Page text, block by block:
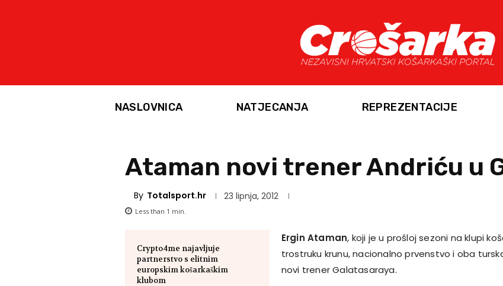
NASLOVNICA NATJECANJA REPREZENTACIJE
Ataman novi trener Andriću u
By Totalsport.hr 23 lipnja, 2012
Less than 1 min.
Crypto4me najavljuje
partnerstvo s elitnim
europskim košarkaškim
klubom
Ergin Ataman, koji je u prošloj sezoni na klupi
trostruku krunu, nacionalno prvenstvo i oba
novi trener Galatasaraya.